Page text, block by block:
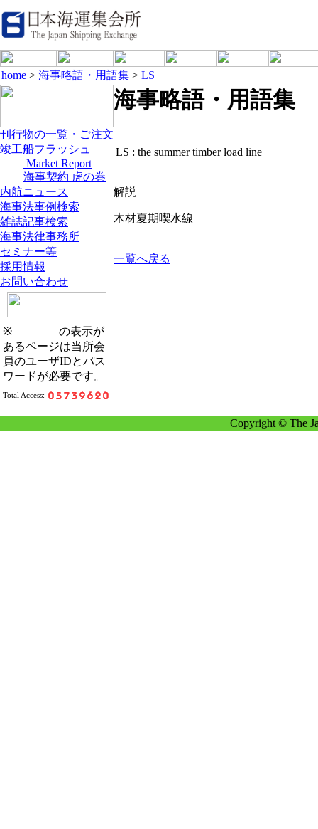
home > 海事略語・用語集 > LS
刊行物の一覧・ご注文
竣工船フラッシュ
Market Report
海事契約 虎の巻
内航ニュース
海事法事例検索
雑誌記事検索
海事法律事務所
セミナー等
採用情報
お問い合わせ
※
の表示が
あるページは当所会
員のユーザIDとパス
ワードが必要です。
Total Access:
海事略語・用語集
LS : the summer timber load line
解説
木材夏期喫水線
一覧へ戻る
Copyright © The